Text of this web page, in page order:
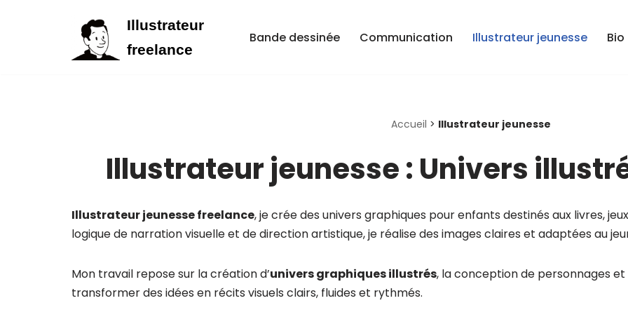
Illustrateur
freelance
Bande dessinée Communication Illustrateur jeunesse Bio
Accueil > Illustrateur jeunesse
Illustrateur jeunesse : Univers
Illustrateur jeunesse freelance, je crée des univers graphiques pour enfants destinés aux livres,
logique de narration visuelle et de direction artistique, je réalise des images claires et adaptées au
Mon travail repose sur la création d’univers graphiques illustrés, la conception de personnages
transformer des idées en récits visuels clairs, fluides et rythmés.